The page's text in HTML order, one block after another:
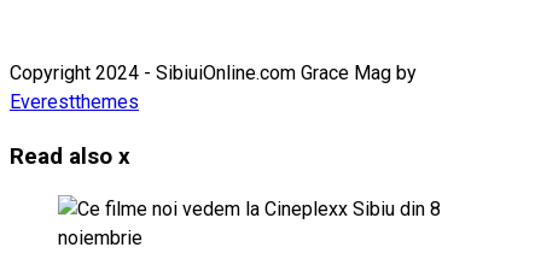
Copyright 2024 - SibiuiOnline.com Grace Mag by
Everestthemes
Read also x